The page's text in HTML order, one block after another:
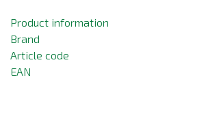
Product information
Brand
Article code
EAN